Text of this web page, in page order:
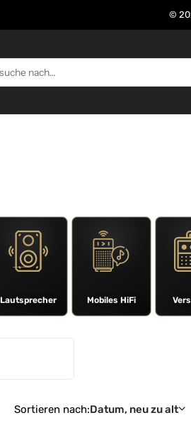
©
Lautsprecher Mobiles HiFi
Sortieren nach:Datum, neu zu alt